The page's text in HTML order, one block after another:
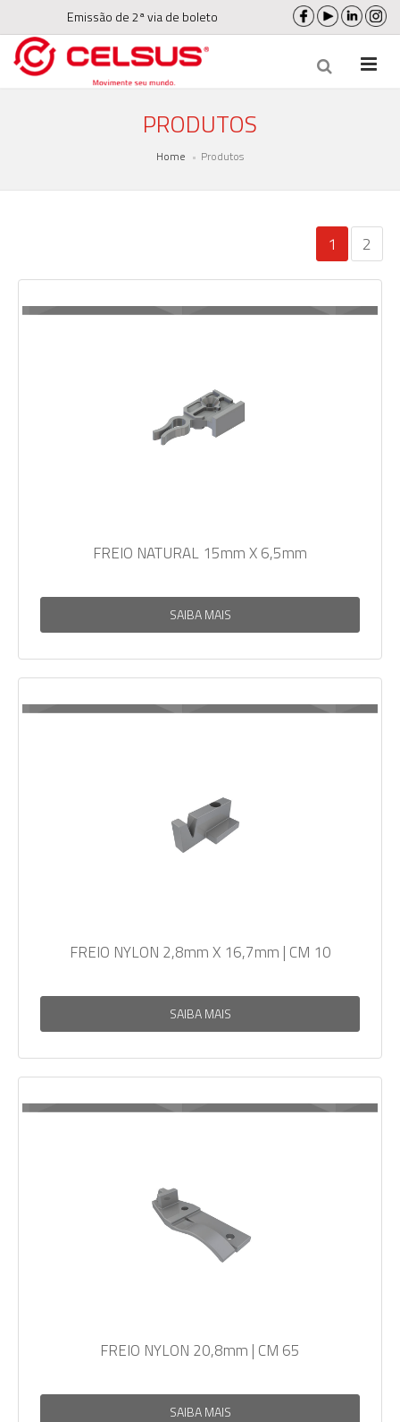
Emissão de 2ª via de boleto
PRODUTOS
Home Produtos
1 2
FREIO NATURAL 15mm X 6,5mm
SAIBA MAIS
FREIO NYLON 2,8mm X 16,7mm | CM 10
SAIBA MAIS
FREIO NYLON 20,8mm | CM 65
SAIBA MAIS